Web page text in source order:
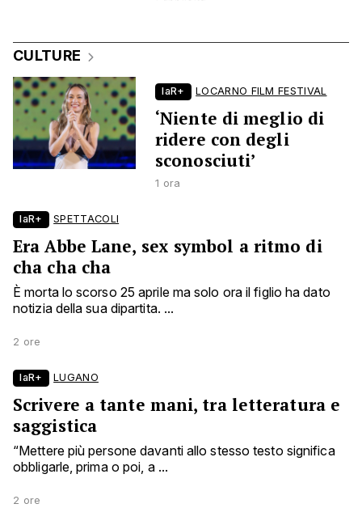
CULTURE
laR+ LOCARNO FILM FESTIVAL
‘Niente di meglio di
ridere con degli
sconosciuti’
1 ora
laR+ SPETTACOLI
Era Abbe Lane, sex symbol a ritmo di
cha cha cha
È morta lo scorso 25 aprile ma solo ora il figlio ha dato
notizia della sua dipartita. ...
2 ore
laR+ LUGANO
Scrivere a tante mani, tra letteratura e
saggistica
“Mettere più persone davanti allo stesso testo significa
obbligarle, prima o poi, a ...
2 ore